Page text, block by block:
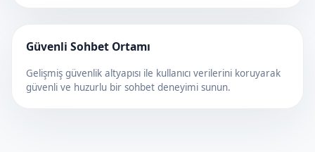
Güvenli Sohbet Ortamı
Gelişmiş güvenlik altyapısı ile kullanıcı verilerini koruyarak
güvenli ve huzurlu bir sohbet deneyimi sunun.